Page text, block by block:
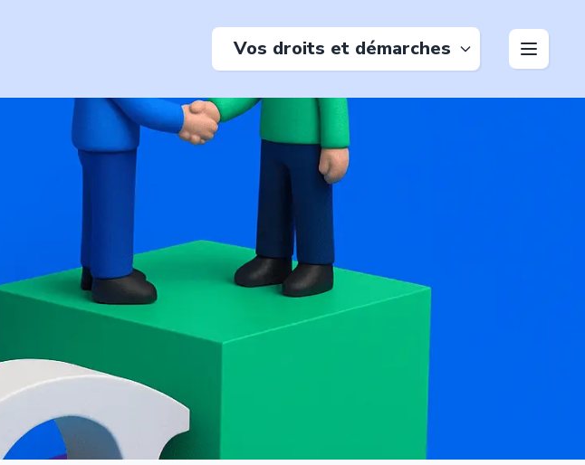
Vos droits et démarches